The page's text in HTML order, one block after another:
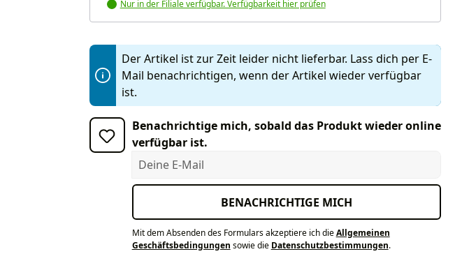
Nur in der Filiale verfügbar. Verfügbarkeit hier prüfen
Der Artikel ist zur Zeit leider nicht lieferbar. Lass dich per E-
Mail benachrichtigen, wenn der Artikel wieder verfügbar
ist.
Benachrichtige mich, sobald das Produkt wieder online
verfügbar ist.
Deine E-Mail
BENACHRICHTIGE MICH
Mit dem Absenden des Formulars akzeptiere ich dieAllgemeinen
Geschäftsbedingungen sowie die Datenschutzbestimmungen.